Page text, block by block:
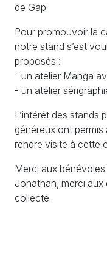
de Gap.
Pour promouvoir la
notre stand s’est
proposés :
- un atelier Manga
- un atelier
L’intérêt des stands
généreux ont
rendre visite à cette
Merci aux
Jonathan, merci
collecte.